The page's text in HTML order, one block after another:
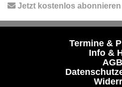
Jetzt kostenlos abonnieren
Termine &
Info &
AGB